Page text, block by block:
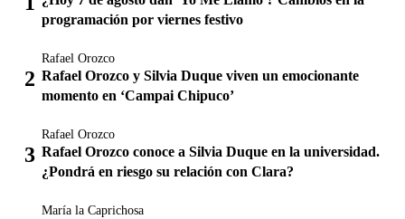
programación por viernes festivo
Rafael Orozco
Rafael Orozco y Silvia Duque viven un emocionante
momento en ‘Campai Chipuco’
Rafael Orozco
Rafael Orozco conoce a Silvia Duque en la universidad.
¿Pondrá en riesgo su relación con Clara?
María la Caprichosa